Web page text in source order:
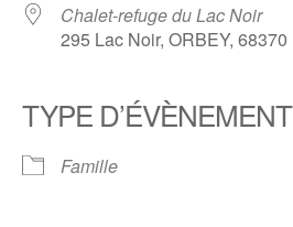
Chalet-refuge du Lac Noir
295 Lac Noir, ORBEY, 68370
TYPE D’ÉVÈNEMENT
Famille